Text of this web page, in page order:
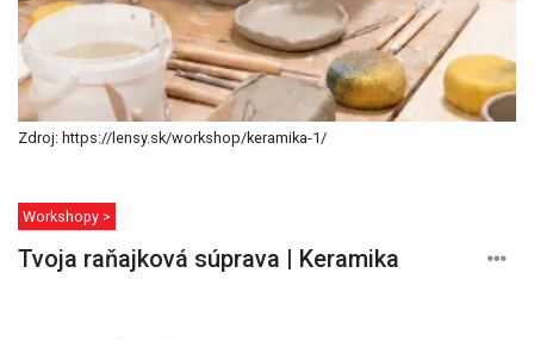
Zdroj: https://lensy.sk/workshop/keramika-1/
Workshopy >
Tvoja raňajková súprava | Keramika